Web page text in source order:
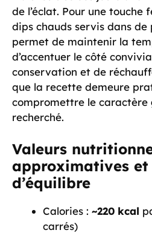
de l’éclat. Pour une touche
dips chauds servis dans
permet de maintenir la
d’accentuer le côté
conservation et de
que la recette demeure
compromettre le caractère
recherché.
Valeurs
approximatives et
d’équilibre
Calories : ~220 kcal
carrés)